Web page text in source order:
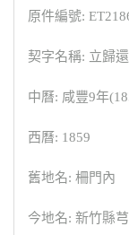
原件編號:
契字名稱: 立歸
中曆: 咸豐9年
西曆: 1859
舊地名: 柵門內
今地名: 新竹縣